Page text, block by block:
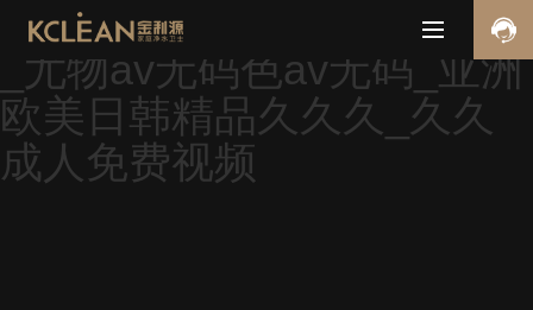
欧美一区三区二区在线观看
_尤物av无码色av无码_亚洲
欧美日韩精品久久久_久久
成人免费视频